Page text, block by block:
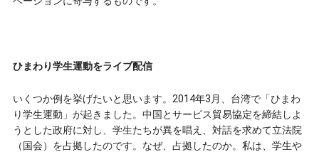
ひまわり学生運動をライブ配信
いくつか例を挙げたいと思います。2014年3月、台湾で「ひまわ
り学生運動」が起きました。中国とサービス貿易協定を締結しよ
うとした政府に対し、学生たちが異を唱え、対話を求めて立法院
（国会）を占拠したのです。なぜ、占拠したのか。私は、学生や